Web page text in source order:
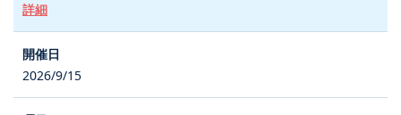
詳細
2026/9/15